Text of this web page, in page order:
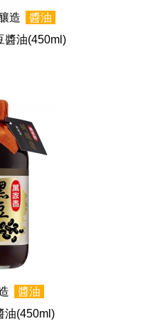
造
醬油
醬油(450ml)
醬油
油(450ml)